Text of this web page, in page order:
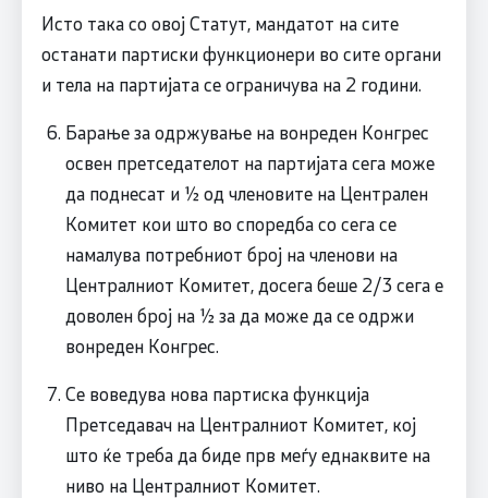
Исто така со овој Статут, мандатот на сите
останати партиски функционери во сите органи
и тела на партијата се ограничува на 2 години.
Барање за одржување на вонреден Конгрес
освен претседателот на партијата сега може
да поднесат и ½ од членовите на Централен
Комитет кои што во споредба со сега се
намалува потребниот број на членови на
Централниот Комитет, досега беше 2/3 сега е
доволен број на ½ за да може да се одржи
вонреден Конгрес.
Се воведува нова партиска функција
Претседавач на Централниот Комитет, кој
што ќе треба да биде прв меѓу еднаквите на
ниво на Централниот Комитет.